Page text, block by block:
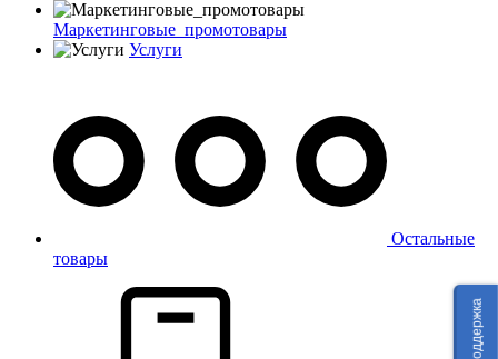
Маркетинговые_промотовары
Услуги
Остальные
товары